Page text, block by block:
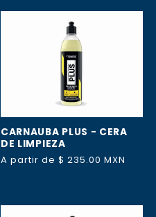
CARNAUBA PLUS - CERA
DE LIMPIEZA
Precio
A partir de $ 235.00 MXN